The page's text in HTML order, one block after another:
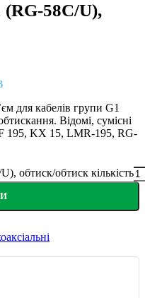
(RG-58C/U),
для кабелів групи G1
Відомі, сумісні
195, KX 15, LMR-195, RG-
обтиск/обтиск кількість